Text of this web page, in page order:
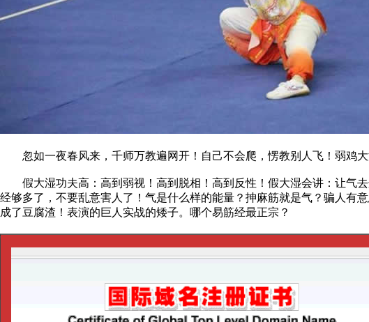
忽如一夜春风来，千师万教遍网开！自己不会爬，愣教别人飞！弱鸡
假大湿功夫高：高到弱视！高到脱相！高到反性！假大湿会讲：让气去
经够多了，不要乱意害人了！气是什么样的能量？抻麻筋就是气？骗人有
成了豆腐渣！表演的巨人实战的矮子。哪个易筋经最正宗？